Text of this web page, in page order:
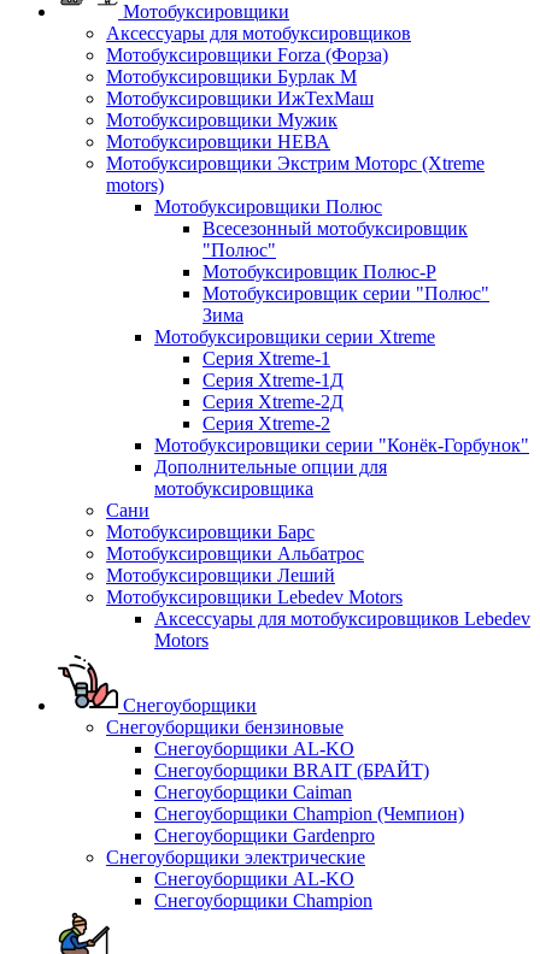
Мотобуксировщики
Аксессуары для мотобуксировщиков
Мотобуксировщики Forza (Форза)
Мотобуксировщики Бурлак М
Мотобуксировщики ИжТехМаш
Мотобуксировщики Мужик
Мотобуксировщики НЕВА
Мотобуксировщики Экстрим Моторс (Xtreme
motors)
Мотобуксировщики Полюс
Всесезонный мотобуксировщик
"Полюс"
Мотобуксировщик Полюс-Р
Мотобуксировщик серии "Полюс"
Зима
Мотобуксировщики серии Xtreme
Серия Xtreme-1
Серия Xtreme-1Д
Серия Xtreme-2Д
Серия Xtreme-2
Мотобуксировщики серии "Конёк-Горбунок"
Дополнительные опции для
мотобуксировщика
Сани
Мотобуксировщики Барс
Мотобуксировщики Альбатрос
Мотобуксировщики Леший
Мотобуксировщики Lebedev Motors
Аксессуары для мотобуксировщиков Lebedev
Motors
Снегоуборщики
Снегоуборщики бензиновые
Снегоуборщики AL-KO
Снегоуборщики BRAIT (БРАЙТ)
Снегоуборщики Caiman
Снегоуборщики Champion (Чемпион)
Снегоуборщики Gardenpro
Снегоуборщики электрические
Снегоуборщики AL-KO
Снегоуборщики Champion